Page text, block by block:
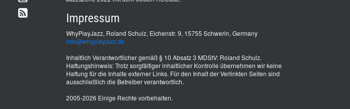
Impressum
WhyPlayJazz, Roland Schulz, Eichenstr. 9, 15755 Schwerin, Germany
info@whyplayjazz.de
Inhaltlich Verantwortlicher gemäß § 10 Absatz 3 MDStV: Roland Schulz.
Haftungshinweis: Trotz sorgfältiger inhaltlicher Kontrolle übernehmen wir keine
Haftung für die Inhalte externer Links. Für den Inhalt der Verlinkten Seiten sind
ausschließlich die Betreiber verantwortlich.
2005-2026 Einige Rechte vorbehalten.